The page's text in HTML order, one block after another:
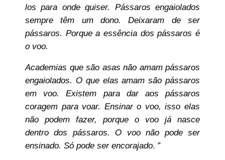
los para onde quiser. Pássaros engaiolados
sempre têm um dono. Deixaram de ser
pássaros. Porque a essência dos pássaros é
o voo.
Academias que são asas não amam pássaros
engaiolados. O que elas amam são pássaros
em voo. Existem para dar aos pássaros
coragem para voar. Ensinar o voo, isso elas
não podem fazer, porque o voo já nasce
dentro dos pássaros. O voo não pode ser
ensinado. Só pode ser encorajado. ”